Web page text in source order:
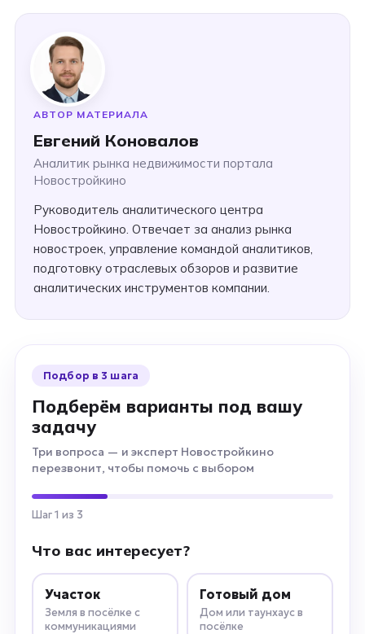
АВТОР МАТЕРИАЛА
Евгений Коновалов
Аналитик рынка недвижимости портала
Новостройкино
Руководитель аналитического центра
Новостройкино. Отвечает за анализ рынка
новостроек, управление командой аналитиков,
подготовку отраслевых обзоров и развитие
аналитических инструментов компании.
Подбор в 3 шага
Подберём варианты под вашу
задачу
Три вопроса — и эксперт Новостройкино
перезвонит, чтобы помочь с выбором
Шаг 1 из 3
Что вас интересует?
Участок
Земля в посёлке с
коммуникациями
Готовый дом
Дом или таунхаус в
посёлке